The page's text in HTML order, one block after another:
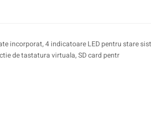
incorporat, 4 indicatoare LED pentru stare
de tastatura virtuala, SD card pentr